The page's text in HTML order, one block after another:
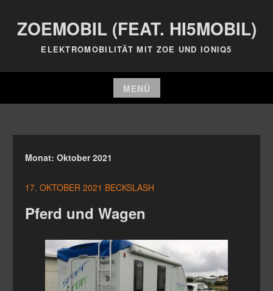
InhaltZOEMOBIL (FEAT. HI5MOBIL)
ELEKTROMOBILITÄT MIT ZOE UND IONIQ5
MENÜ
Zum
springen
Monat: Oktober 2021
17. OKTOBER 2021 BECKSLASH
Pferd und Wagen